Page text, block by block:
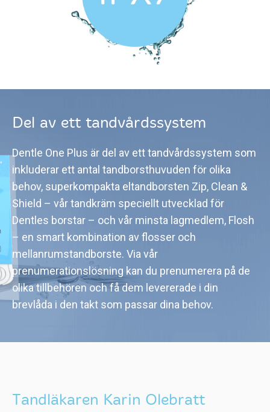
Del av ett tandvårdssystem
Dentle One Plus är del av ett tandvårdssystem som
inkluderar ett antal tandborsthuvuden för olika
behov, superkompakta eltandborsten Zip, Clean &
Shield – vår tandkräm speciellt utvecklad för
Dentles borstar – och vår minsta lagmedlem, Flosh
– en smart kombination av flosser och
mellanrumstandborste. Via vår
prenumerationslösning kan du prenumerera på de
olika tillbehören och få dem levererade i din
brevlåda i den takt som passar dina behov.
Tandläkaren Karin Olebratt